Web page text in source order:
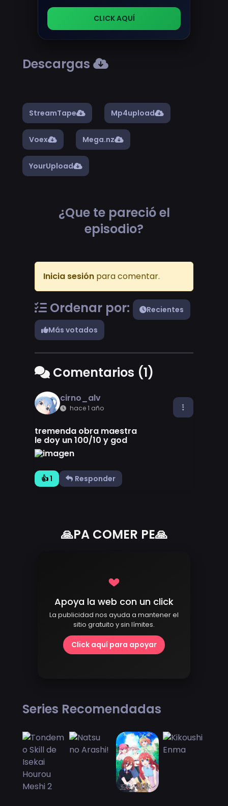
CLICK AQUÍ
Descargas
StreamTape Mp4upload
Voex Mega.nz
YourUpload
¿Que te pareció el
episodio?
Inicia sesión para comentar.
Ordenar por:
Recientes
Más votados
Comentarios (1)
cirno_alv
hace 1 año
tremenda obra maestra
le doy un 100/10 y god
👍 1 Responder
🙏PA COMER PE🙏
Apoya la web con un click
La publicidad nos ayuda a mantener el
sitio gratuito y sin límites.
Click aquí para apoyar
Series Recomendadas